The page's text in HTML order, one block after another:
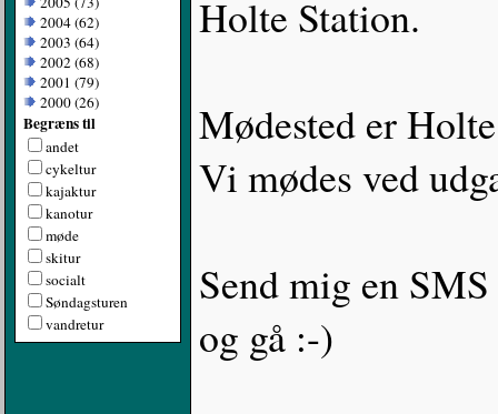
2004 (62)
2003 (64)
2002 (68)
2001 (79)
2000 (26)
Begræns til
andet
cykeltur
kajaktur
kanotur
møde
skitur
socialt
Søndagsturen
vandretur
Holte Station.
Mødested er
Vi mødes ved
Send mig en
og gå :-)